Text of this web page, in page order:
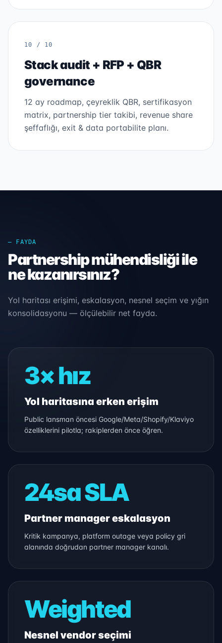
10 / 10
Stack audit + RFP + QBR
governance
12 ay roadmap, çeyreklik QBR, sertifikasyon
matrix, partnership tier takibi, revenue share
şeffaflığı, exit & data portabilite planı.
— FAYDA
Partnership mühendisliği ile
ne kazanırsınız?
Yol haritası erişimi, eskalasyon, nesnel seçim ve yığın
konsolidasyonu — ölçülebilir net fayda.
3× hız
Yol haritasına erken erişim
Public lansman öncesi Google/Meta/Shopify/Klaviyo
özelliklerini pilotla; rakiplerden önce öğren.
24sa SLA
Partner manager eskalasyon
Kritik kampanya, platform outage veya policy gri
alanında doğrudan partner manager kanalı.
Weighted
Nesnel vendor seçimi